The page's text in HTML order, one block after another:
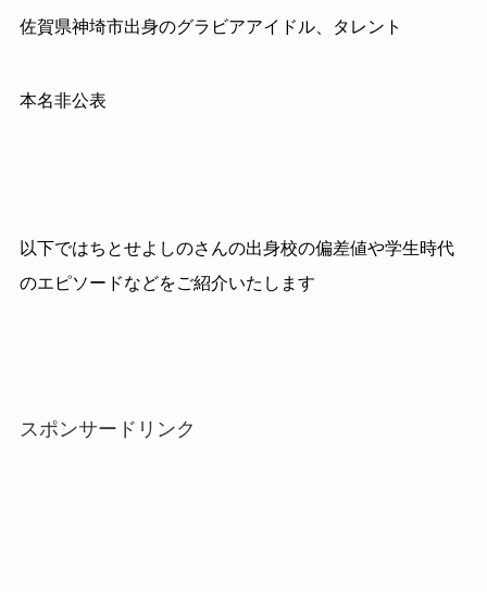
佐賀県神埼市出身のグラビアアイドル、タレント
本名非公表
以下ではちとせよしのさんの出身校の偏差値や学生時代
のエピソードなどをご紹介いたします
スポンサードリンク